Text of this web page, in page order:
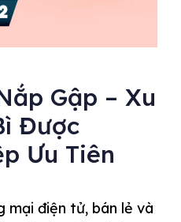
Gập – Xu
Được
Ưu Tiên
mại điện tử, bán lẻ và